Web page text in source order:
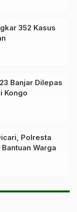
352 Kasus
Banjar Dilepas
Kongo
Polresta
Warga